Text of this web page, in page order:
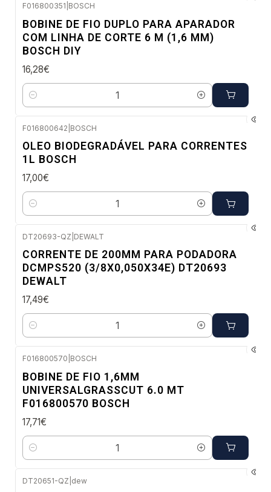
F016800351 BOSCH
BOBINE DE FIO DUPLO PARA APARADOR
COM LINHA DE CORTE 6 M (1,6 MM)
BOSCH DIY
16,28€
Quantidade
F016800642 BOSCH
OLEO BIODEGRADÁVEL PARA CORRENTES
1L BOSCH
17,00€
Quantidade
NOVO
DT20693-QZ DEWALT
CORRENTE DE 200MM PARA PODADORA
DCMPS520 (3/8X0,050X34E) DT20693
DEWALT
17,49€
Quantidade
F016800570 BOSCH
BOBINE DE FIO 1,6MM
UNIVERSALGRASSCUT 6.0 MT
F016800570 BOSCH
17,71€
Quantidade
DT20651-QZ dew